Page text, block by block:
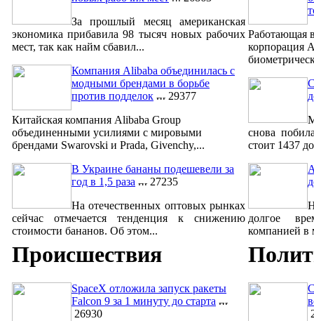
За прошлый месяц американская
экономика прибавила 98 тысяч новых рабочих
мест, так как найм сбавил...
Компания Alibaba объединилась с
модными брендами в борьбе
против подделок
29377
Китайская компания Alibaba Group
объединенными усилиями с мировыми
брендами Swarovski и Prada, Givenchy,...
В Украине бананы подешевели за
год в 1,5 раза
27235
На отечественных оптовых рынках
сейчас отмечается тенденция к снижению
стоимости бананов. Об этом...
Работающая
корпорация
снова
стоит 1437
долгое
компанией в
Происшествия
SpaceX отложила запуск ракеты
Falcon 9 за 1 минуту до старта
26930